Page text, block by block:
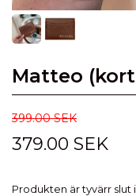
Matteo
399.00 SEK
379.00 SEK
Produkten är tyvärr slut